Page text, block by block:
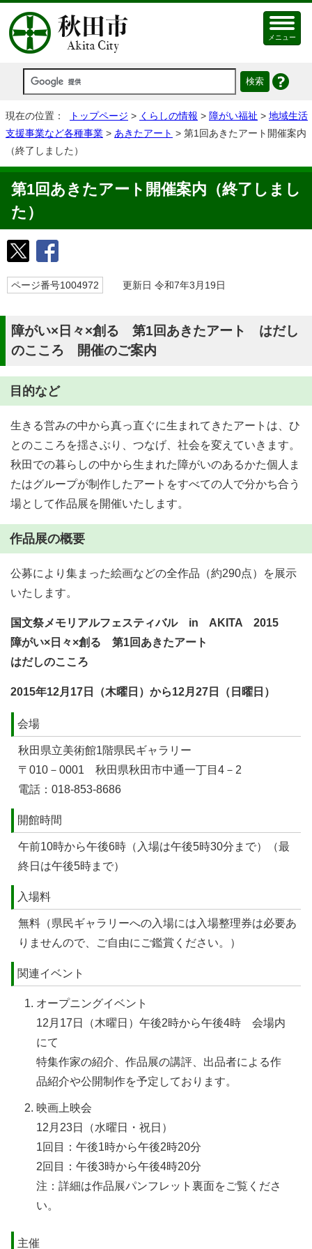
メニュー
現在の位置： トップページ > くらしの情報 > 障がい福祉 > 地域生活
支援事業など各種事業 > あきたアート > 第1回あきたアート開催案内
（終了しました）
第1回あきたアート開催案内（終了しまし
た）
ページ番号1004972 更新日 令和7年3月19日
障がい×日々×創る 第1回あきたアート はだし
のこころ 開催のご案内
目的など
生きる営みの中から真っ直ぐに生まれてきたアートは、ひ
とのこころを揺さぶり、つなげ、社会を変えていきます。
秋田での暮らしの中から生まれた障がいのあるかた個人ま
たはグループが制作したアートをすべての人で分かち合う
場として作品展を開催いたします。
作品展の概要
公募により集まった絵画などの全作品（約290点）を展示
いたします。
国文祭メモリアルフェスティバル in AKITA 2015
障がい×日々×創る 第1回あきたアート
はだしのこころ
2015年12月17日（木曜日）から12月27日（日曜日）
会場
秋田県立美術館1階県民ギャラリー
〒010－0001 秋田県秋田市中通一丁目4－2
電話：018-853-8686
開館時間
午前10時から午後6時（入場は午後5時30分まで）（最
終日は午後5時まで）
入場料
無料（県民ギャラリーへの入場には入場整理券は必要あ
りませんので、ご自由にご鑑賞ください。）
関連イベント
オープニングイベント
12月17日（木曜日）午後2時から午後4時 会場内
にて
特集作家の紹介、作品展の講評、出品者による作
品紹介や公開制作を予定しております。
映画上映会
12月23日（水曜日・祝日）
1回目：午後1時から午後2時20分
2回目：午後3時から午後4時20分
注：詳細は作品展パンフレット裏面をご覧くださ
い。
主催